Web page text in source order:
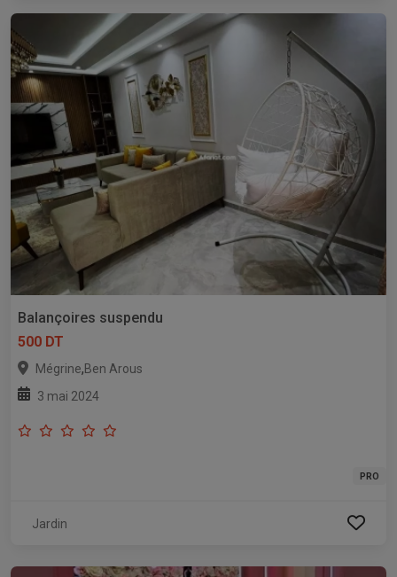
Balançoires suspendu
500 DT
Mégrine,Ben Arous
3 mai 2024
PRO
Jardin